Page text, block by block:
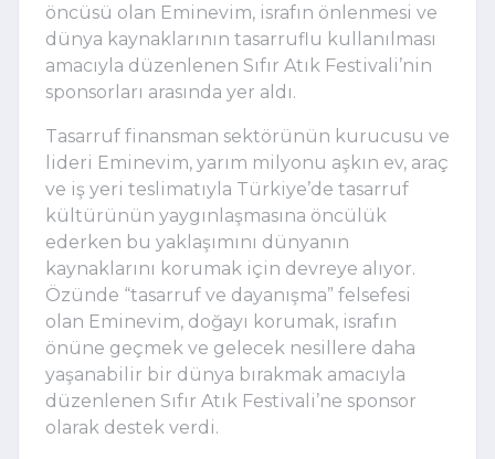
öncüsü olan Eminevim, israfın önlenmesi ve
dünya kaynaklarının tasarruflu kullanılması
amacıyla düzenlenen Sıfır Atık Festivali’nin
sponsorları arasında yer aldı.
Tasarruf finansman sektörünün kurucusu ve
lideri Eminevim, yarım milyonu aşkın ev, araç
ve iş yeri teslimatıyla Türkiye’de tasarruf
kültürünün yaygınlaşmasına öncülük
ederken bu yaklaşımını dünyanın
kaynaklarını korumak için devreye alıyor.
Özünde “tasarruf ve dayanışma” felsefesi
olan Eminevim, doğayı korumak, israfın
önüne geçmek ve gelecek nesillere daha
yaşanabilir bir dünya bırakmak amacıyla
düzenlenen Sıfır Atık Festivali’ne sponsor
olarak destek verdi.